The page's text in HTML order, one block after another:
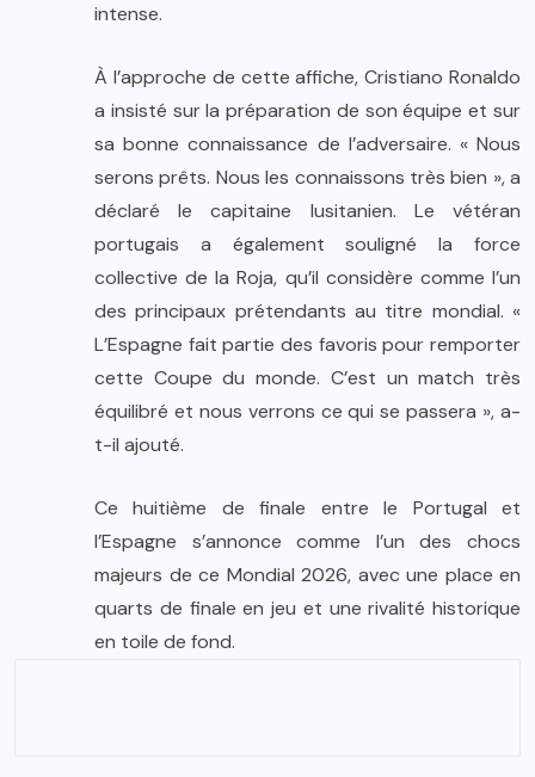
intense.
À l’approche de cette affiche, Cristiano Ronaldo
a insisté sur la préparation de son équipe et sur
sa bonne connaissance de l’adversaire. « Nous
serons prêts. Nous les connaissons très bien », a
déclaré le capitaine lusitanien. Le vétéran
portugais a également souligné la force
collective de la Roja, qu’il considère comme l’un
des principaux prétendants au titre mondial. «
L’Espagne fait partie des favoris pour remporter
cette Coupe du monde. C’est un match très
équilibré et nous verrons ce qui se passera », a-
t-il ajouté.
Ce huitième de finale entre le Portugal et
l’Espagne s’annonce comme l’un des chocs
majeurs de ce Mondial 2026, avec une place en
quarts de finale en jeu et une rivalité historique
en toile de fond.